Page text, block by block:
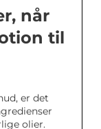
når
til
er det
olier.